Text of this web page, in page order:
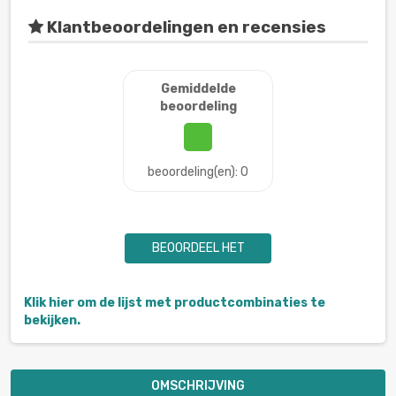
Klantbeoordelingen en recensies
Gemiddelde
beoordeling
beoordeling(en): 0
BEOORDEEL HET
Klik hier om de lijst met productcombinaties te
bekijken.
OMSCHRIJVING